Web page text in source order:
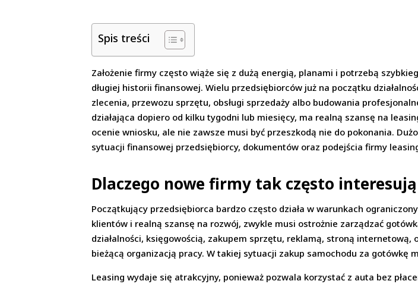
Spis treści
Założenie firmy często wiąże się z dużą energią, planami i potrzebą
długiej historii finansowej. Wielu przedsiębiorców już na początku
zlecenia, przewozu sprzętu, obsługi sprzedaży albo budowania
działająca dopiero od kilku tygodni lub miesięcy, ma realną szansę na
ocenie wniosku, ale nie zawsze musi być przeszkodą nie do pokonania.
sytuacji finansowej przedsiębiorcy, dokumentów oraz podejścia firmy
Dlaczego nowe firmy tak często
Początkujący przedsiębiorca bardzo często działa w warunkach
klientów i realną szansę na rozwój, zwykle musi ostrożnie zarządzać
działalności, księgowością, zakupem sprzętu, reklamą, stroną
bieżącą organizacją pracy. W takiej sytuacji zakup samochodu za gotówkę
Leasing wydaje się atrakcyjny, ponieważ pozwala korzystać z auta bez